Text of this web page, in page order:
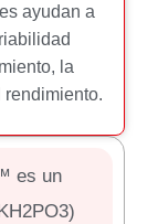
ayudan a
la
es un